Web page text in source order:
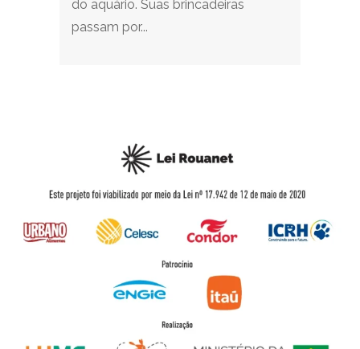
do aquário. Suas brincadeiras
passam por...